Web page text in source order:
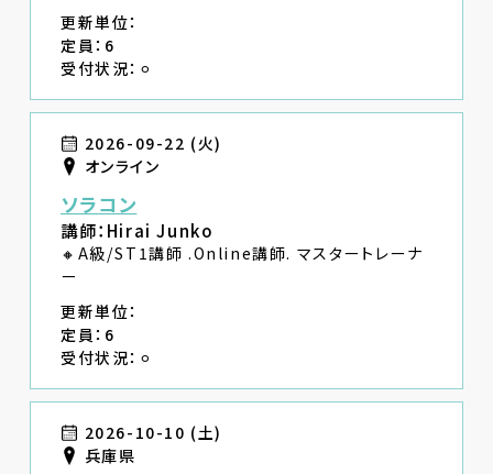
更新単位：
定員：6
受付状況：⚪︎
2026-09-22 (火)
オンライン
ソラコン
講師：Hirai Junko
🔸A級/ST1講師 .Online講師. マスタートレーナ
ー
更新単位：
定員：6
受付状況：⚪︎
2026-10-10 (土)
兵庫県